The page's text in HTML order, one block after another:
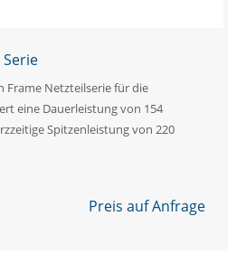
Serie
Frame Netzteilserie für die
eine Dauerleistung von 154
Spitzenleistung von 220
Preis auf Anfrage